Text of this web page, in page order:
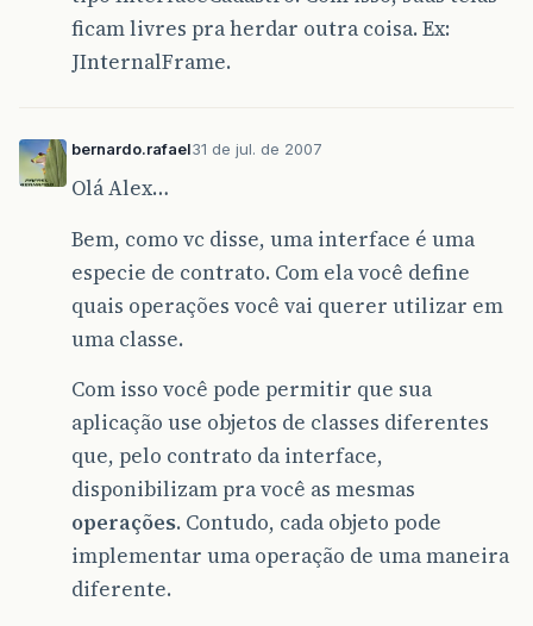
ficam livres pra herdar outra coisa. Ex:
JInternalFrame.
bernardo.rafael31 de jul. de 2007
Olá Alex…
Bem, como vc disse, uma interface é uma
especie de contrato. Com ela você define
quais operações você vai querer utilizar em
uma classe.
Com isso você pode permitir que sua
aplicação use objetos de classes diferentes
que, pelo contrato da interface,
disponibilizam pra você as mesmas
operações. Contudo, cada objeto pode
implementar uma operação de uma maneira
diferente.